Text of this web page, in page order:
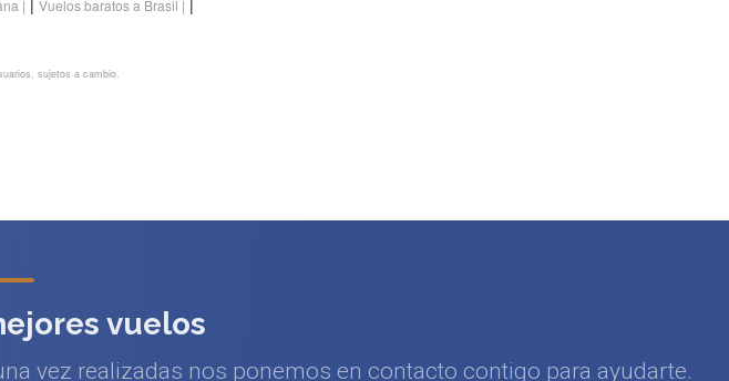
vuelos
vez realizadas nos ponemos en contacto contigo para ayudarte.